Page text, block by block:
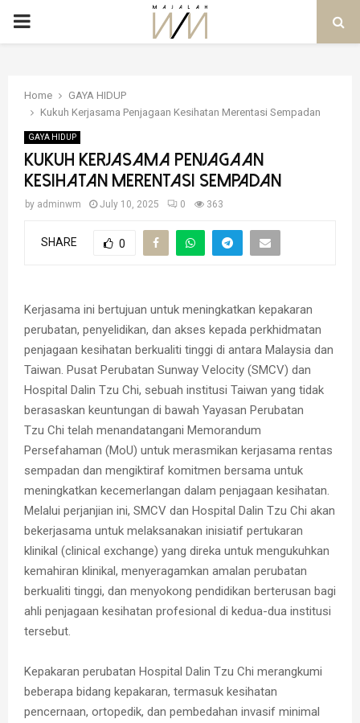
PRIMARY
Home
GAYA HIDUP
Kukuh Kerjasama Penjagaan Kesihatan Merentasi Sempadan
GAYA HIDUP
Kukuh Kerjasama Penjagaan
Kesihatan Merentasi Sempadan
by adminwm July 10, 2025 0 363
SHARE 0
Kerjasama ini bertujuan untuk meningkatkan kepakaran
perubatan, penyelidikan, dan akses kepada perkhidmatan
penjagaan kesihatan berkualiti tinggi di antara Malaysia dan
Taiwan. Pusat Perubatan Sunway Velocity (SMCV) dan
Hospital Dalin Tzu Chi, sebuah institusi Taiwan yang tidak
berasaskan keuntungan di bawah Yayasan Perubatan
Tzu Chi telah menandatangani Memorandum
Persefahaman (MoU) untuk merasmikan kerjasama rentas
sempadan dan mengiktiraf komitmen bersama untuk
meningkatkan kecemerlangan dalam penjagaan kesihatan.
Melalui perjanjian ini, SMCV dan Hospital Dalin Tzu Chi akan
bekerjasama untuk melaksanakan inisiatif pertukaran
klinikal (clinical exchange) yang direka untuk mengukuhkan
kemahiran klinikal, menyeragamkan amalan perubatan
berkualiti tinggi, dan menyokong pendidikan berterusan bagi
ahli penjagaan kesihatan profesional di kedua-dua institusi
tersebut.
Kepakaran perubatan Hospital Dalin Tzu Chi merangkumi
beberapa bidang kepakaran, termasuk kesihatan
pencernaan, ortopedik, dan pembedahan invasif minimal